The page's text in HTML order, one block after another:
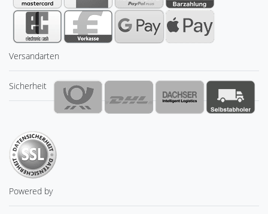
Versandarten
Sicherheit
Powered by